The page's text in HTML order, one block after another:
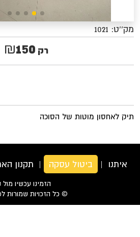
מק''ט: 1021
רק 150
₪
תיק לאחסון מוטות של הסוכה
איתנו | ביטול עסקה | תקנון
הזמינו עכשיו
© כל הזכויות שמורות